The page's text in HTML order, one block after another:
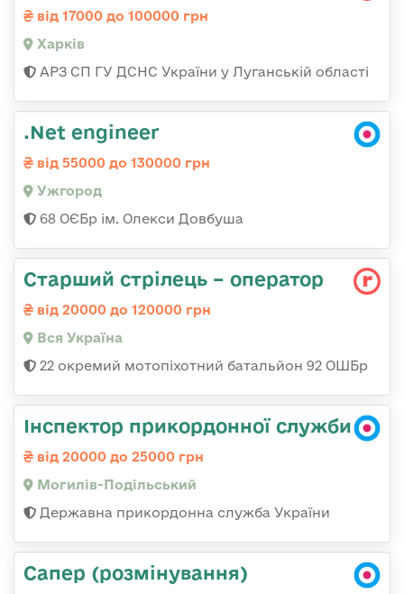
від 17000 до 100000 грн
Харків
АРЗ СП ГУ ДСНС України у Луганській області
.Net engineer
від 55000 до 130000 грн
Ужгород
68 ОЄБр ім. Олекси Довбуша
Старший стрілець – оператор
від 20000 до 120000 грн
Вся Україна
22 окремий мотопіхотний батальйон 92 ОШБр
Інспектор прикордонної служби
від 20000 до 25000 грн
Могилів-Подільський
Державна прикордонна служба України
Сапер (розмінування)